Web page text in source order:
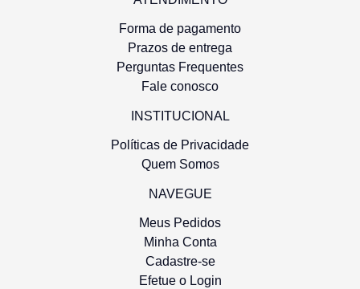
Forma de pagamento
Prazos de entrega
Perguntas Frequentes
Fale conosco
INSTITUCIONAL
Políticas de Privacidade
Quem Somos
NAVEGUE
Meus Pedidos
Minha Conta
Cadastre-se
Efetue o Login